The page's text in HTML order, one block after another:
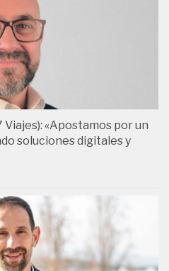
«Apostamos por un
soluciones digitales y